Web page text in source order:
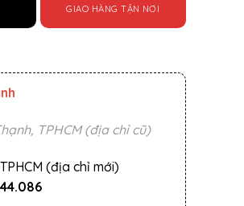
GIAO HÀNG TẬN NƠI
TPHCM (địa chỉ cũ)
(địa chỉ mới)